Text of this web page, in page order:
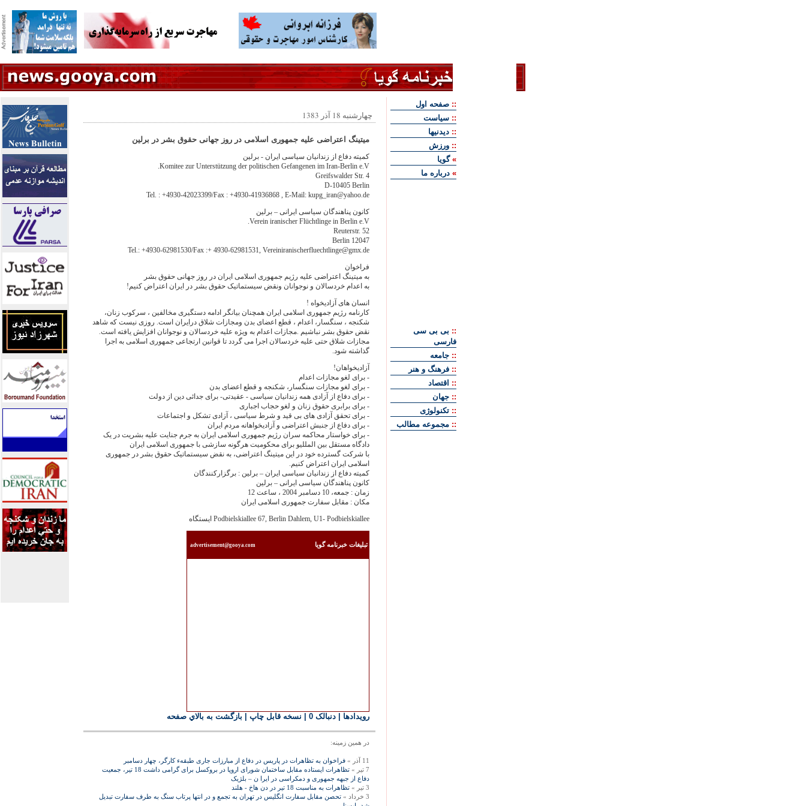
چهارشنبه 18 آذر 1383
میتینگ اعتراضی علیه جمهوری اسلامی در روز جهانی حقوق بشر در برلين
کمیته دفاع از زندانیان سیاسی ایران - برلین
Komitee zur Unterstützung der politischen Gefangenen im Iran-Berlin e.V.
Greifswalder Str. 4
D-10405 Berlin
Tel. : +4930-42023399/Fax : +4930-41936868 , E-Mail: kupg_iran@yahoo.de
کانون پناهندگان سیاسی ایرانی – برلین
Verein iranischer Flüchtlinge in Berlin e.V.
Reuterstr. 52
12047 Berlin
Tel.: +4930-62981530/Fax :+ 4930-62981531, Vereiniranischerfluechtlinge@gmx.de
فراخوان
به میتینگ اعتراضی علیه رژیم جمهوری اسلامی ایران در روز جهانی حقوق بشر
به اعدام خردسالان و نوجوانان ونقض سیستماتیک حقوق بشر در ایران اعتراض کنیم!
انسان های آزادیخواه !
کارنامه رژیم جمهوری اسلامی ایران همچنان بیانگر ادامه دستگیری مخالفین ، سرکوب زنان،
شکنجه ، سنگسار، اعدام ، قطع اعضای بدن ومجازات شلاق درایران است. روزی نیست که شاهد
نقض حقوق بشر نباشیم .مجازات اعدام به ویژه علیه خردسالان و نوجوانان افزایش یافته است.
مجازات شلاق حتی علیه خردسالان اجرا می گردد تا قوانین ارتجاعی جمهوری اسلامی به اجرا
گذاشته شود.
آزادیخواهان!
- برای لغو مجازات اعدام
- برای لغو مجازات سنگسار، شکنجه و قطع اعضای بدن
- برای دفاع از آزادی همه زندانیان سیاسی - عقیدتی- برای جدائی دین از دولت
- برای برابری حقوق زنان و لغو حجاب اجباری
- برای تحقق آزادی های بی قید و شرط سیاسی ، آزادی تشکل و اجتماعات
- برای دفاع از جنبش اعتراضی و آزادیخواهانه مردم ایران
- برای خواستار محاکمه سران رژیم جمهوری اسلامی ایران به جرم جنایت علیه بشریت در یک
دادگاه مستقل بین المللیو برای محکومیت هرگونه سازشی با جمهوری اسلامی ایران
با شرکت گسترده خود در این میتینگ اعتراضی، به نقض سیستماتیک حقوق بشر در جمهوری
اسلامی ایران اعتراض کنیم.
کمیته دفاع از زندانیان سیاسی ایران – برلین : برگزارکنندگان
کانون پناهندگان سیاسی ایرانی – برلین
زمان : جمعه، 10 دسامبر 2004 ، ساعت 12
مکان : مقابل سفارت جمهوری اسلامی ایران
Podbielskiallee 67, Berlin Dahlem, U1- Podbielskiallee ایستگاه
تبليغات خبرنامه گويا advertisement@gooya.com
رويدادها | دنبالک 0 نسخه قابل چاپ بازگشت به بالاي صفحه
در همين زمينه:
11 آذر »
فراخوان به تظاهرات در پاریس در دفاع از مبارزات جاری طبقهء کارگر، چهار دسامبر
7 تیر »
تظاهرات ایستاده مقابل ساختمان شورای اروپا در بروکسل برای گرامی داشت 18 تیر، جمعیت
دفاع از جبهه جمهوری و دمکراسی در ایرا ن – بلژیک
3 تیر »
تظاهرات به مناسبت 18 تير در دن هاخ - هلند
3 خرداد »
تحصن مقابل سفارت انگليس در تهران به تجمع و در انتها پرتاب سنگ به طرف سفارت تبديل
:: صفحه اول
:: سياست
:: ديدنيها
:: ورزش
»گويا
» درباره ما
:: بی بی سی
فارسی
:: جامعه
:: فرهنگ و هنر
:: اقتصاد
:: جهان
:: تکنولوژی
:: مجموعه مطالب